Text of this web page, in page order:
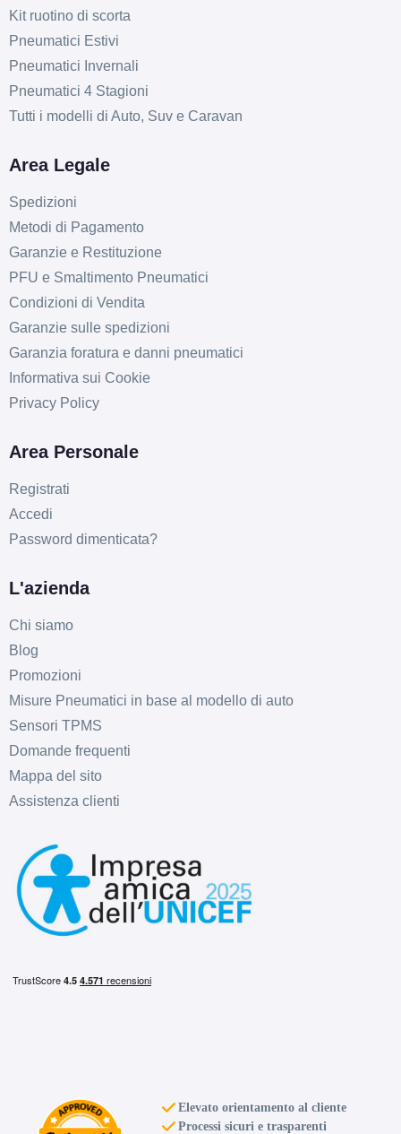
Kit ruotino di scorta
Pneumatici Estivi
Pneumatici Invernali
Pneumatici 4 Stagioni
Tutti i modelli di Auto, Suv e Caravan
Area Legale
Spedizioni
Metodi di Pagamento
Garanzie e Restituzione
PFU e Smaltimento Pneumatici
Condizioni di Vendita
Garanzie sulle spedizioni
Garanzia foratura e danni pneumatici
Informativa sui Cookie
Privacy Policy
Area Personale
Registrati
Accedi
Password dimenticata?
L'azienda
Chi siamo
Blog
Promozioni
Misure Pneumatici in base al modello di auto
Sensori TPMS
Domande frequenti
Mappa del sito
Assistenza clienti
Elevato orientamento al cliente
Processi sicuri e trasparenti